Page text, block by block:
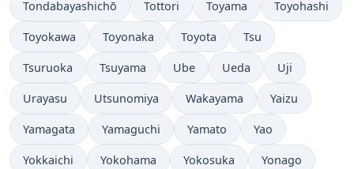
Tondabayashichō Tottori Toyama Toyohashi
Toyokawa Toyonaka Toyota Tsu
Tsuruoka Tsuyama Ube Ueda Uji
Urayasu Utsunomiya Wakayama Yaizu
Yamagata Yamaguchi Yamato Yao
Yokkaichi Yokohama Yokosuka Yonago